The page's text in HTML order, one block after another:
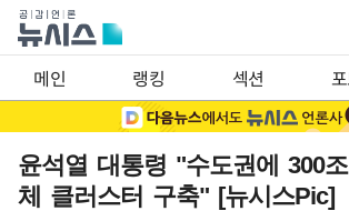
메인 랭킹 섹션
윤석열 대통령 "수도권에 300
체 클러스터 구축" [뉴시스Pic]